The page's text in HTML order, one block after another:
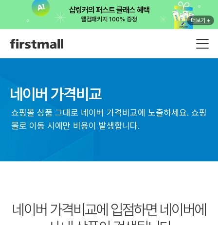
샵링커의 퍼스트 클래스 혜택
웰컴패키지 100% 증정 더보기 +
네이버 가격비교
쇼핑몰 상품 그대로 네이버 가격비교에 노출하세요. 쇼핑
몰로 이동 시에만 비용이 발생합니다.
네이버 가격비교에 입점하면 네이버에